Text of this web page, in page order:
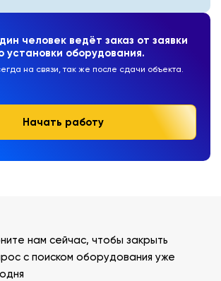
человек ведёт заказ от заявки
установки оборудования.
на связи, так же после сдачи объекта.
Начать работу
нам сейчас, чтобы закрыть
с поиском оборудования уже